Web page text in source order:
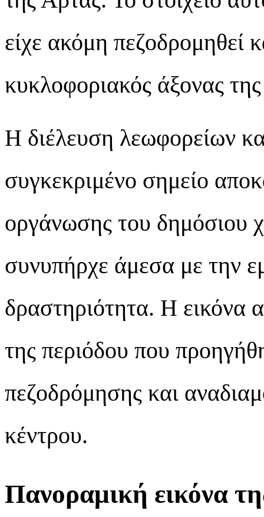
είχε ακόμη πεζοδρομηθεί
κυκλοφοριακός άξονας
Η διέλευση λεωφορείων
συγκεκριμένο σημείο
οργάνωσης του δημόσιου
συνυπήρχε άμεσα με την
δραστηριότητα. Η εικόνα
της περιόδου που
πεζοδρόμησης και
κέντρου.
Πανοραμική εικόνα